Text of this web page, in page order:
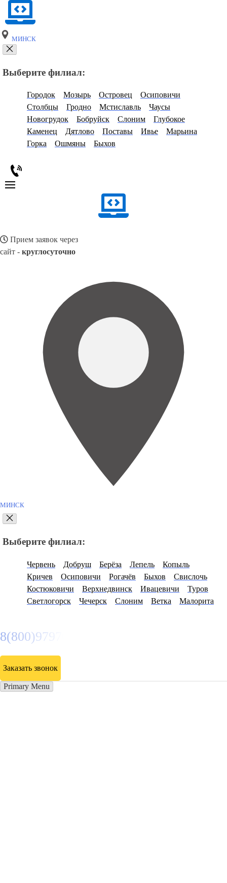
МИНСК
Выберите филиал:
Городок Мозырь Островец
Осиповичи
Столбцы
Гродно Мстиславль
Чаусы
Новогрудок
Бобруйск Слоним
Глубокое
Каменец
Дятлово Поставы Ивье
Марьина
Горка
Ошмяны Быхов
Прием заявок через
сайт - круглосуточно
МИНСК
Выберите филиал:
Червень Добруш Берёза Лепель
Копыль
Кричев
Осиповичи Рогачёв Быхов
Свислочь
Костюковичи
Верхнедвинск Ивацевичи
Туров
Светлогорск
Чечерск Слоним Ветка Малорита
8(800)9797043
Заказать звонок
Primary Menu